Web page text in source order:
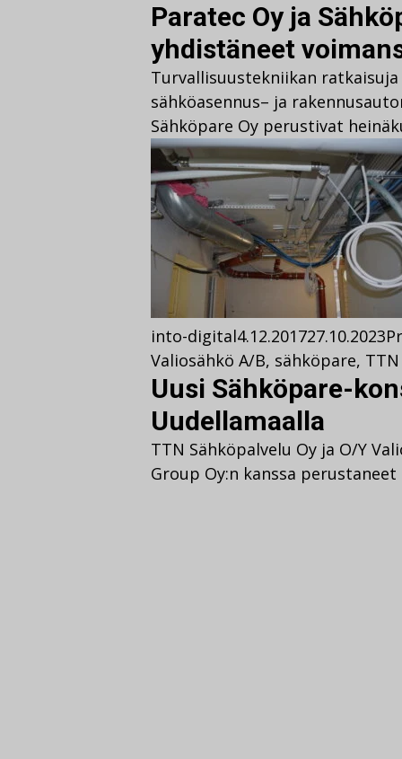
Paratec Oy ja
yhdistäneet
Turvallisuustekniikan
sähköasennus– ja
Sähköpare Oy perustivat
into-digital4.12.201727.10.2023
Valiosähkö A/B, sähköpare,
Uusi Sähköpare-
Uudellamaalla
TTN Sähköpalvelu Oy ja O/Y
Group Oy:n kanssa perustaneet